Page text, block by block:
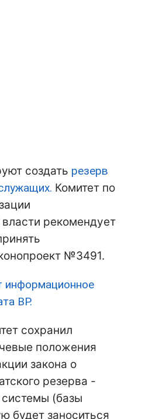
создать резерв
Комитет по
рекомендует
№3491.
информационное
ВР.
сохранил
положения
закона о
резерва -
(базы
будет заноситься